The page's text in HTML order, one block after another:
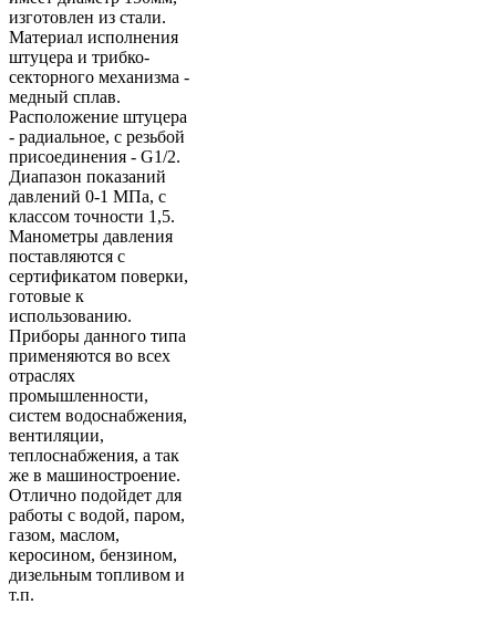
изготовлен из стали.
Материал исполнения
штуцера и трибко-
секторного механизма -
медный сплав.
Расположение штуцера
- радиальное, с резьбой
присоединения - G1/2.
Диапазон показаний
давлений 0-1 МПа, с
классом точности 1,5.
Манометры давления
поставляются с
сертификатом поверки,
готовые к
использованию.
Приборы данного типа
применяются во всех
отраслях
промышленности,
систем водоснабжения,
вентиляции,
теплоснабжения, а так
же в машиностроение.
Отлично подойдет для
работы с водой, паром,
газом, маслом,
керосином, бензином,
дизельным топливом и
т.п.